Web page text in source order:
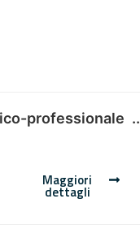
professionale ..
Maggiori
dettagli